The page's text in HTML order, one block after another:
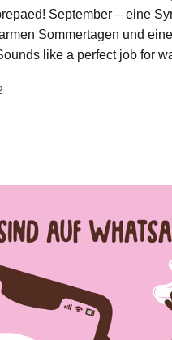
September – eine
Sommertagen und
like a perfect job for